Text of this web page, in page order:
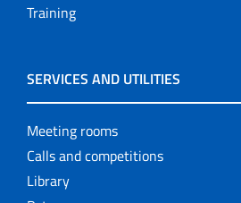
Training
SERVICES AND UTILITIES
Meeting rooms
Calls and competitions
Library